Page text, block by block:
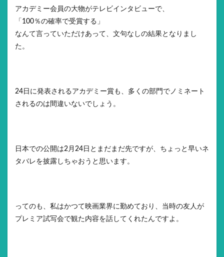
アカデミー会員の大物がテレビインタビューで、
「100％の確率で受賞する」
なんて言っていただけあって、文句なしの結果となりまし
た。
24日に発表されるアカデミー賞も、多くの部門でノミネート
されるのは間違いないでしょう。
日本での公開は2月24日とまだまだ先ですが、ちょっと早いネ
タバレを披露しちゃおうと思います。
ってのも、私はかつて映画業界に勤めており、当時の友人が
プレミア試写会で観た内容を話してくれたんですよ。